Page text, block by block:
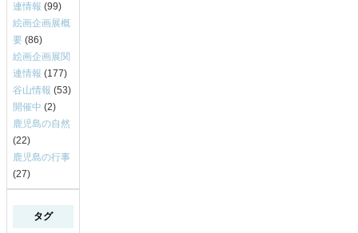
連情報 (99)
絵画企画展概
要 (86)
絵画企画展関
連情報 (177)
谷山情報 (53)
開催中 (2)
鹿児島の自然
(22)
鹿児島の行事
(27)
タグ